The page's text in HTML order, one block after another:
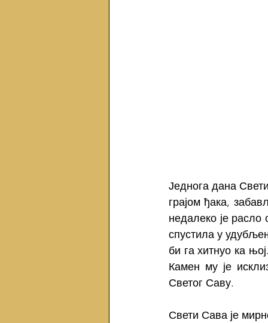
Једнога дана
грајом ђака,
недалеко је расло
спустила у
би га хитнуо ка
Камен му је
Светог Саву.
Свети Сава је